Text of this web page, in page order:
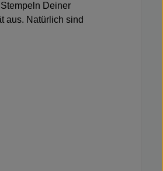
Deiner
aus. Natürlich sind